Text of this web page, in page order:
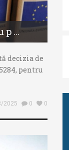
p ...
decizia de
pentru
2025 0 0